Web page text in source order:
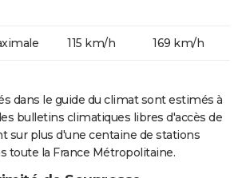
115 km/h 169 km/h
dans le guide du climat sont estimés à
bulletins climatiques libres d'accès de
sur plus d'une centaine de stations
toute la France Métropolitaine.